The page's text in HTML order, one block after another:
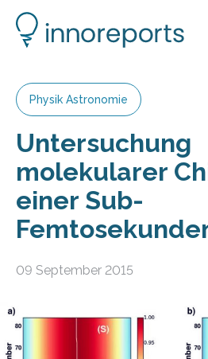
Physik Astronomie
Untersuchung
molekularer
einer Sub-
09 September 2015